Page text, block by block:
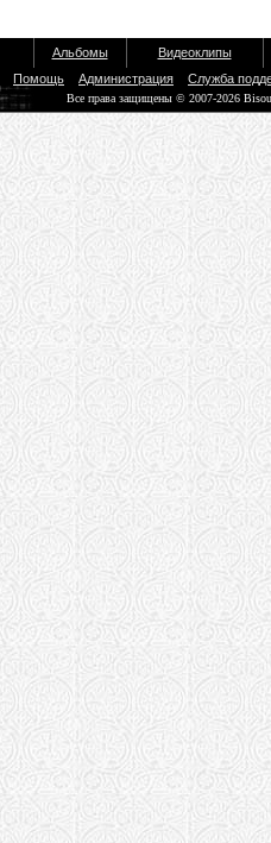
Альбомы
Видеоклипы
Помощь Администрация Служба
Все права защищены © 2007-2026